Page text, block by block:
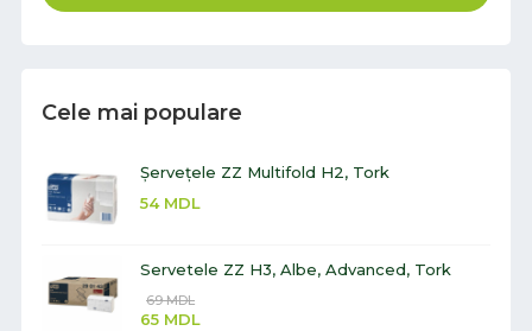
Cele mai populare
Șervețele ZZ Multifold H2, Tork
54 MDL
Servetele ZZ H3, Albe, Advanced, Tork
69MDL
65 MDL